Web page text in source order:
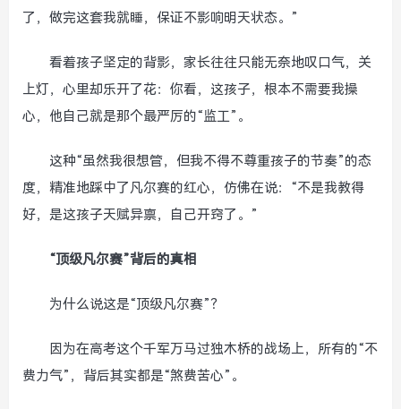
了，做完这套我就睡，保证不影响明天状态。”
看着孩子坚定的背影，家长往往只能无奈地叹口气，关
上灯，心里却乐开了花：你看，这孩子，根本不需要我操
心，他自己就是那个最严厉的“监工”。
这种“虽然我很想管，但我不得不尊重孩子的节奏”的态
度，精准地踩中了凡尔赛的红心，仿佛在说：“不是我教得
好，是这孩子天赋异禀，自己开窍了。”
“顶级凡尔赛”背后的真相
为什么说这是“顶级凡尔赛”？
因为在高考这个千军万马过独木桥的战场上，所有的“不
费力气”，背后其实都是“煞费苦心”。